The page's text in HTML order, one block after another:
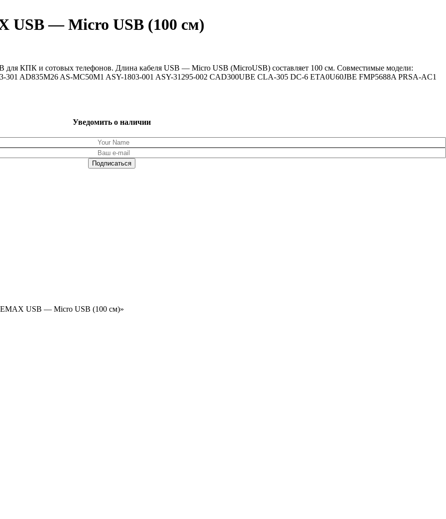
USB — Micro USB (100 см)
КПК и сотовых телефонов. Длина кабеля USB — Micro USB (MicroUSB) составляет 100 см. Совместимые модели:
AD835M26 AS-MC50M1 ASY-1803-001 ASY-31295-002 CAD300UBE CLA-305 DC-6 ETA0U60JBE FMP5688A PRSA-AC1
Уведомить о наличии
USB — Micro USB (100 см)»